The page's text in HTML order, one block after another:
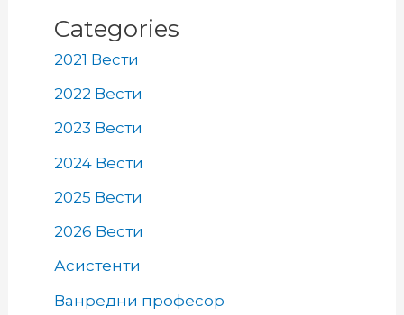
Categories
2021 Вести
2022 Вести
2023 Вести
2024 Вести
2025 Вести
2026 Вести
Асистенти
Ванредни професор